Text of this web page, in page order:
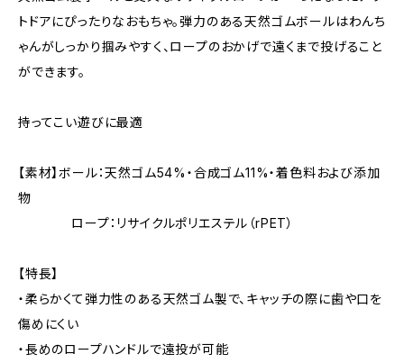
トドアにぴったりなおもちゃ。弾力のある天然ゴムボールはわんち
ゃんがしっかり掴みやすく、ロープのおかげで遠くまで投げること
ができます。
持ってこい遊びに最適
【素材】ボール：天然ゴム54%・合成ゴム11%・着色料および添加
物
ロープ：リサイクルポリエステル（rPET）
【特長】
・柔らかくて弾力性のある天然ゴム製で、キャッチの際に歯や口を
傷めにくい
・長めのロープハンドルで遠投が可能